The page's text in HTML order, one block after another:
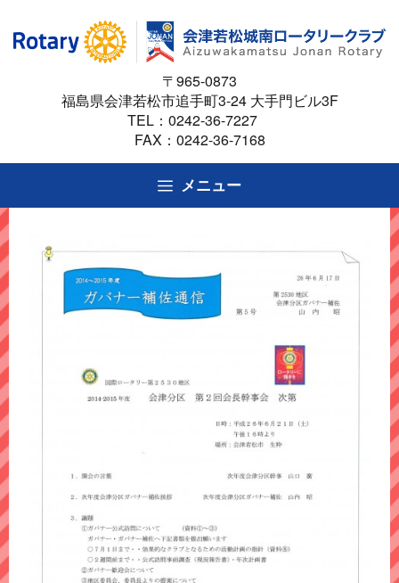
ス
ッ
プ
〒965-0873
福島県会津若松市追手町3-24 大手門ビル3F
TEL： 0242-36-7227
FAX：0242-36-7168
メニュー